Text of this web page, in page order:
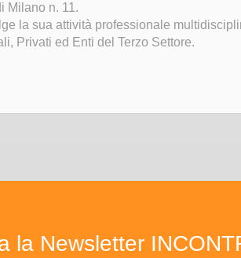
Milano n. 11.
la sua attività professionale
Privati ed Enti del Terzo Settore.
la Newsletter